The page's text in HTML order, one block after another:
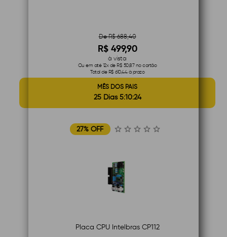
De R$ 688,40
R$ 499,90
à vista
Ou em até 12x de R$ 50,87 no cartão
Total de R$ 610,44 à prazo
MÊS DOS PAIS
25 Dias 5:10:23
27% OFF
Placa CPU Intelbras CP112